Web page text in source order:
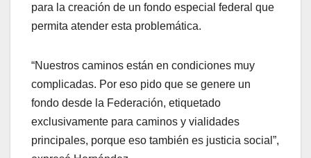
para la creación de un fondo especial federal que
permita atender esta problemática.
“Nuestros caminos están en condiciones muy
complicadas. Por eso pido que se genere un
fondo desde la Federación, etiquetado
exclusivamente para caminos y vialidades
principales, porque eso también es justicia social”,